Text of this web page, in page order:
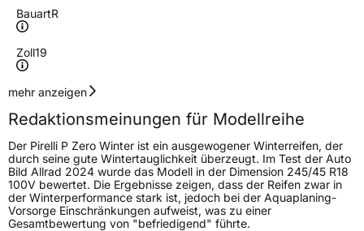
BauartR
Zoll19
Geschwindigkeitsindex
Höchstgeschwindigkeit
240 km/h
Lastindex104
Höchstlast900 kg
Gewicht (in kg)13,241 kg
mehr anzeigen
Redaktionsmeinungen für Modellreihe
Der Pirelli P Zero Winter ist ein ausgewogener Winterreifen, der
durch seine gute Wintertauglichkeit überzeugt. Im Test der Auto
Bild Allrad 2024 wurde das Modell in der Dimension 245/45 R18
100V bewertet. Die Ergebnisse zeigen, dass der Reifen zwar in
der Winterperformance stark ist, jedoch bei der Aquaplaning-
Vorsorge Einschränkungen aufweist, was zu einer
Gesamtbewertung von "befriedigend" führte.